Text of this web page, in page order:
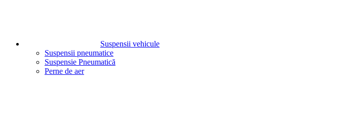
Suspensii vehicule
Suspensii pneumatice
Suspensie Pneumatică
Perne de aer